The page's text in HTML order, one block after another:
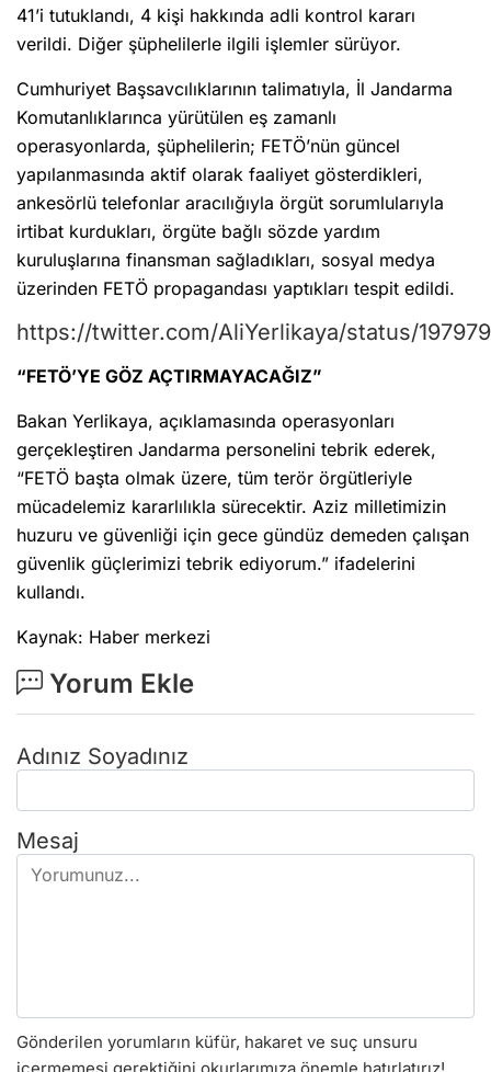
41’i tutuklandı, 4 kişi hakkında adli kontrol kararı
verildi. Diğer şüphelilerle ilgili işlemler sürüyor.
Cumhuriyet Başsavcılıklarının talimatıyla, İl Jandarma
Komutanlıklarınca yürütülen eş zamanlı
operasyonlarda, şüphelilerin; FETÖ’nün güncel
yapılanmasında aktif olarak faaliyet gösterdikleri,
ankesörlü telefonlar aracılığıyla örgüt sorumlularıyla
irtibat kurdukları, örgüte bağlı sözde yardım
kuruluşlarına finansman sağladıkları, sosyal medya
üzerinden FETÖ propagandası yaptıkları tespit edildi.
https://twitter.com/AliYerlikaya/status/
“FETÖ’YE GÖZ AÇTIRMAYACAĞIZ”
Bakan Yerlikaya, açıklamasında operasyonları
gerçekleştiren Jandarma personelini tebrik ederek,
“FETÖ başta olmak üzere, tüm terör örgütleriyle
mücadelemiz kararlılıkla sürecektir. Aziz milletimizin
huzuru ve güvenliği için gece gündüz demeden çalışan
güvenlik güçlerimizi tebrik ediyorum.” ifadelerini
kullandı.
Kaynak: Haber merkezi
Yorum Ekle
Adınız Soyadınız
Mesaj
Gönderilen yorumların küfür, hakaret ve suç unsuru